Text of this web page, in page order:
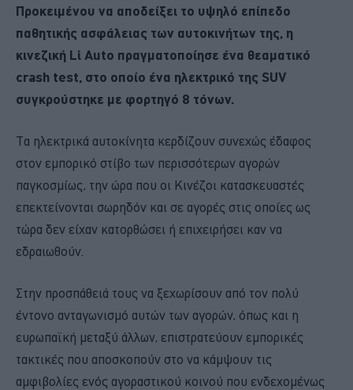
Προκειμένου να αποδείξει το υψηλό επίπεδο
παθητικής ασφάλειας των αυτοκινήτων της, η
κινεζική Li Auto πραγματοποίησε ένα θεαματικό
crash test, στο οποίο ένα ηλεκτρικό της SUV
συγκρούστηκε με φορτηγό 8 τόνων.
Τα ηλεκτρικά αυτοκίνητα κερδίζουν συνεχώς έδαφος
στον εμπορικό στίβο των περισσότερων αγορών
παγκοσμίως, την ώρα που οι Κινέζοι κατασκευαστές
επεκτείνονται σωρηδόν και σε αγορές στις οποίες ως
τώρα δεν είχαν κατορθώσει ή επιχειρήσει καν να
εδραιωθούν.
Στην προσπάθειά τους να ξεχωρίσουν από τον πολύ
έντονο ανταγωνισμό αυτών των αγορών, όπως και η
ευρωπαϊκή μεταξύ άλλων, επιστρατεύουν εμπορικές
τακτικές που αποσκοπούν στο να κάμψουν τις
αμφιβολίες ενός αγοραστικού κοινού που ενδεχομένως